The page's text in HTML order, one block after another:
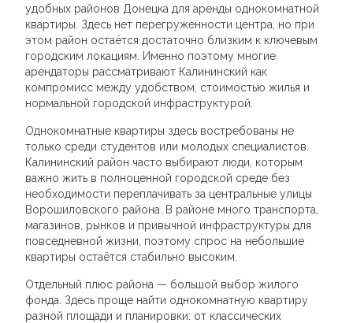
удобных районов Донецка для аренды однокомнатной
квартиры. Здесь нет перегруженности центра, но при
этом район остаётся достаточно близким к ключевым
городским локациям. Именно поэтому многие
арендаторы рассматривают Калининский как
компромисс между удобством, стоимостью жилья и
нормальной городской инфраструктурой.
Однокомнатные квартиры здесь востребованы не
только среди студентов или молодых специалистов.
Калининский район часто выбирают люди, которым
важно жить в полноценной городской среде без
необходимости переплачивать за центральные улицы
Ворошиловского района. В районе много транспорта,
магазинов, рынков и привычной инфраструктуры для
повседневной жизни, поэтому спрос на небольшие
квартиры остаётся стабильно высоким.
Отдельный плюс района — большой выбор жилого
фонда. Здесь проще найти однокомнатную квартиру
разной площади и планировки: от классических